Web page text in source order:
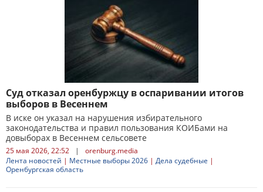
Суд отказал оренбуржцу в оспаривании итогов
выборов в Весеннем
В иске он указал на нарушения избирательного
законодательства и правил пользования КОИБами на
довыборах в Весеннем сельсовете
25 мая 2026, 22:52 |
orenburg.media
Лента новостей | Местные выборы 2026 | Дела судебные |
Оренбургская область